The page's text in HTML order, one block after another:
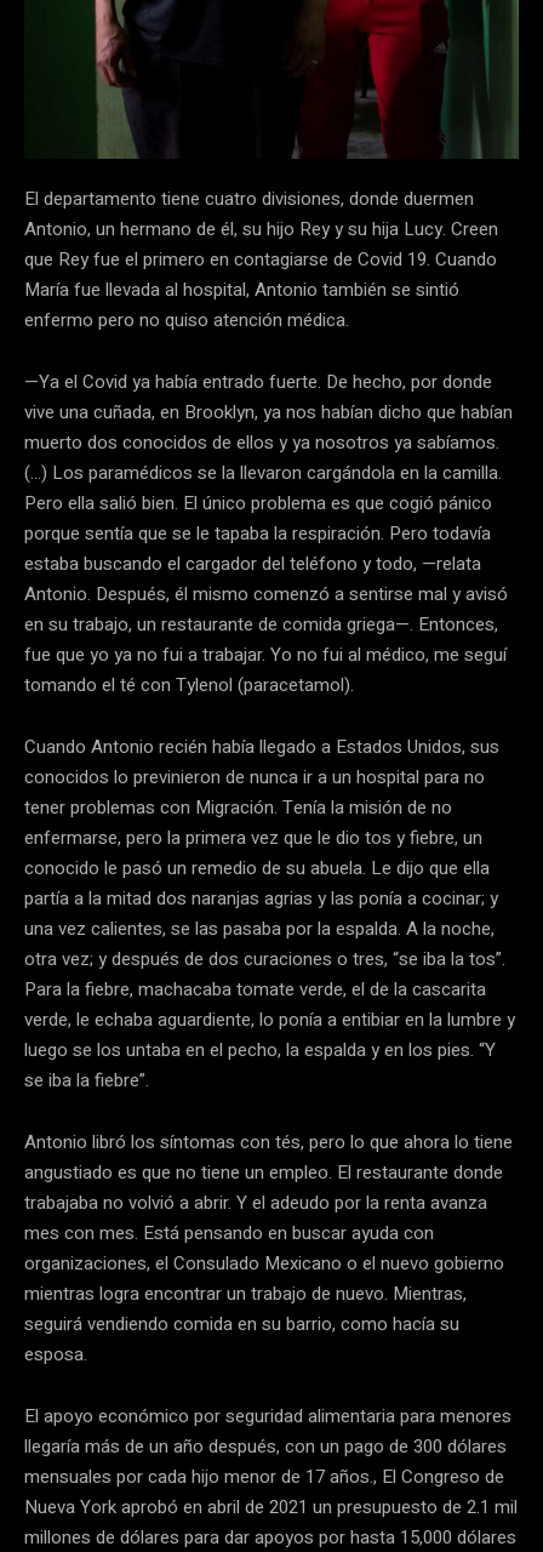
El departamento tiene cuatro divisiones, donde duermen
Antonio, un hermano de él, su hijo Rey y su hija Lucy. Creen
que Rey fue el primero en contagiarse de Covid 19. Cuando
María fue llevada al hospital, Antonio también se sintió
enfermo pero no quiso atención médica.
—Ya el Covid ya había entrado fuerte. De hecho, por donde
vive una cuñada, en Brooklyn, ya nos habían dicho que habían
muerto dos conocidos de ellos y ya nosotros ya sabíamos.
(…) Los paramédicos se la llevaron cargándola en la camilla.
Pero ella salió bien. El único problema es que cogió pánico
porque sentía que se le tapaba la respiración. Pero todavía
estaba buscando el cargador del teléfono y todo, —relata
Antonio. Después, él mismo comenzó a sentirse mal y avisó
en su trabajo, un restaurante de comida griega—. Entonces,
fue que yo ya no fui a trabajar. Yo no fui al médico, me seguí
tomando el té con Tylenol (paracetamol).
Cuando Antonio recién había llegado a Estados Unidos, sus
conocidos lo previnieron de nunca ir a un hospital para no
tener problemas con Migración. Tenía la misión de no
enfermarse, pero la primera vez que le dio tos y fiebre, un
conocido le pasó un remedio de su abuela. Le dijo que ella
partía a la mitad dos naranjas agrias y las ponía a cocinar; y
una vez calientes, se las pasaba por la espalda. A la noche,
otra vez; y después de dos curaciones o tres, “se iba la tos”.
Para la fiebre, machacaba tomate verde, el de la cascarita
verde, le echaba aguardiente, lo ponía a entibiar en la lumbre y
luego se los untaba en el pecho, la espalda y en los pies. “Y
se iba la fiebre”.
Antonio libró los síntomas con tés, pero lo que ahora lo tiene
angustiado es que no tiene un empleo. El restaurante donde
trabajaba no volvió a abrir. Y el adeudo por la renta avanza
mes con mes. Está pensando en buscar ayuda con
organizaciones, el Consulado Mexicano o el nuevo gobierno
mientras logra encontrar un trabajo de nuevo. Mientras,
seguirá vendiendo comida en su barrio, como hacía su
esposa.
El apoyo económico por seguridad alimentaria para menores
llegaría más de un año después, con un pago de 300 dólares
mensuales por cada hijo menor de 17 años., El Congreso de
Nueva York aprobó en abril de 2021 un presupuesto de 2.1 mil
millones de dólares para dar apoyos por hasta 15,000 dólares